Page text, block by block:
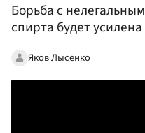
Борьба с
спирта будет усилена
Яков Лысенко